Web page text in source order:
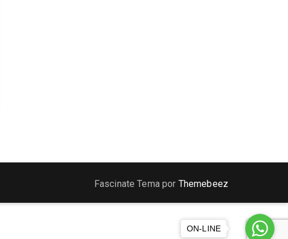
Fascinate Tema por Themebeez
ON-LINE